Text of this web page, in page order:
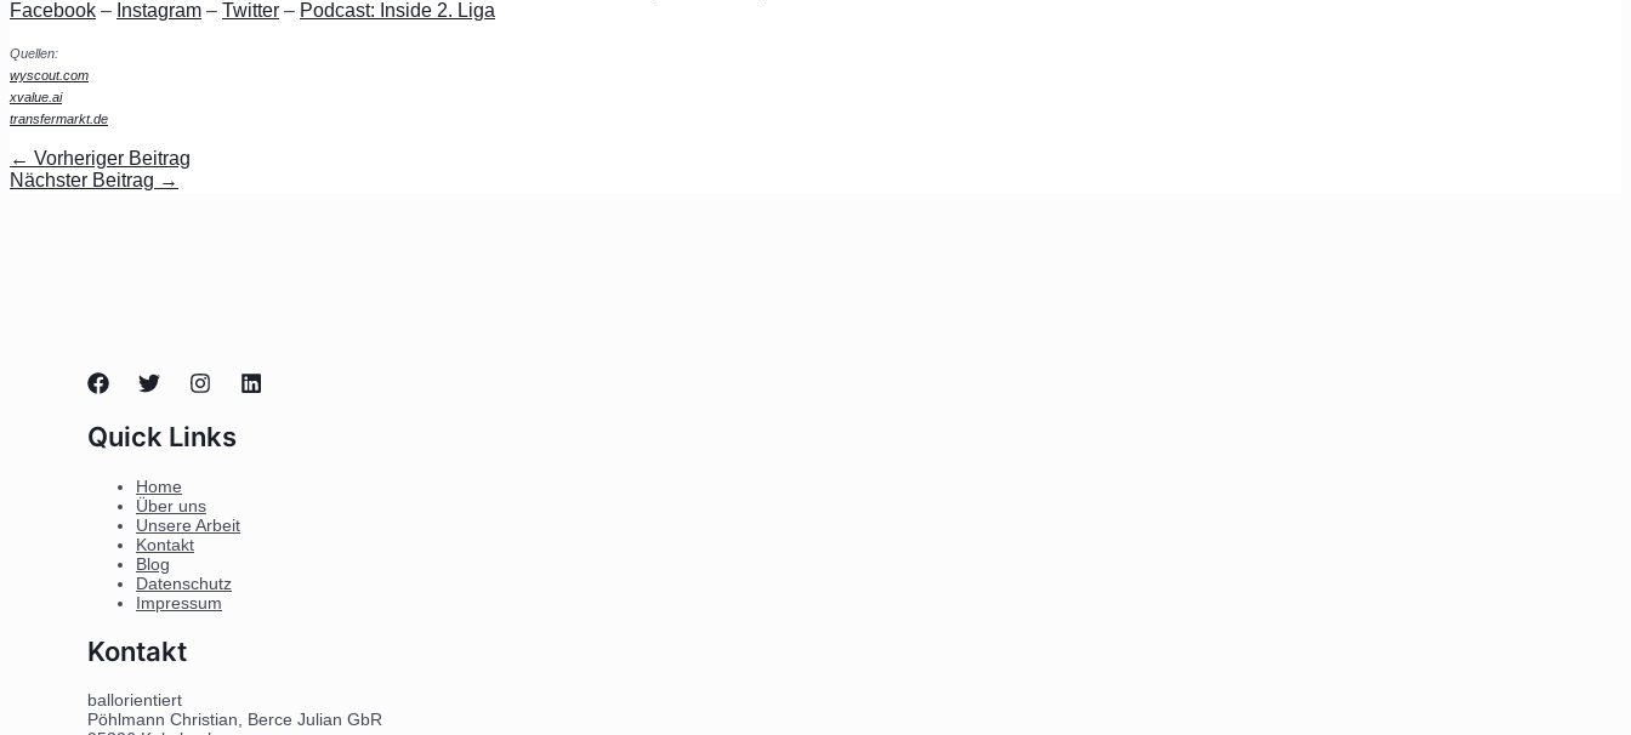
Facebook – Instagram – Twitter – Podcast: Inside 2. Liga
Quellen:
wyscout.com
xvalue.ai
transfermarkt.de
← Vorheriger Beitrag
Nächster Beitrag →
Quick Links
Home
Über uns
Unsere Arbeit
Kontakt
Blog
Datenschutz
Impressum
Kontakt
ballorientiert
Pöhlmann Christian, Berce Julian GbR